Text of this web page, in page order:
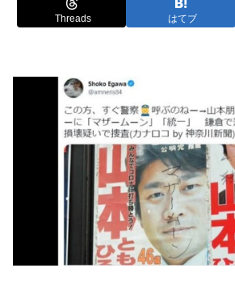
Threads はてブ